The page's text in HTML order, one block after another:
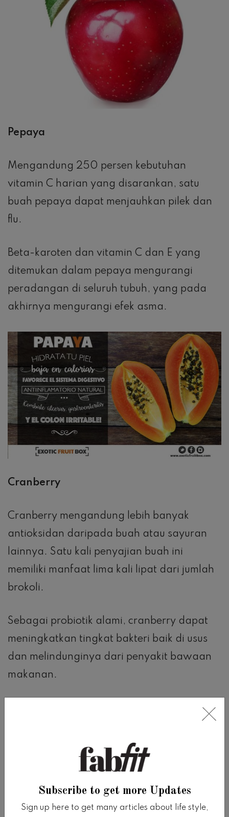
Pepaya
Mengandung 250 persen kebutuhan
vitamin C harian yang disarankan, satu
buah pepaya dapat menjauhkan pilek dan
flu.
Beta-karoten dan vitamin C dan E yang
ditemukan dalam pepaya mengurangi
peradangan di seluruh tubuh, yang pada
akhirnya mengurangi efek asma.
Cranberry
Cranberry mengandung lebih banyak
antioksidan daripada buah atau sayuran
lainnya. Satu kali penyajian buah ini
memiliki manfaat lima kali lipat dari jumlah
brokoli.
Sebagai probiotik alami, cranberry dapat
meningkatkan tingkat bakteri baik di usus
dan melindunginya dari penyakit bawaan
makanan.
Senyawa alami yang disebut limonoids
dapat ditemukan dalam grapefruit.
Senyawa ini bertanggung jawab untuk
menurunkan kadar kolesterol.
Subscribe to get more Updates
Sign up here to get many articles about life style,